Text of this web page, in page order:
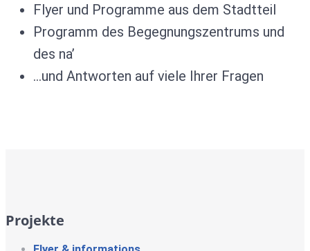
Flyer und Programme aus dem Stadtteil
Programm des Begegnungszentrums und
des na’
…und Antworten auf viele Ihrer Fragen
Projekte